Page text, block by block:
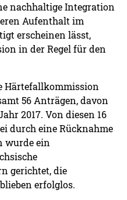
nachhaltige Integration
Aufenthalt im
erscheinen lässt,
in der Regel für den
Härtefallkommission
56 Anträgen, davon
2017. Von diesen 16
durch eine Rücknahme
wurde ein
gerichtet, die
erfolglos.